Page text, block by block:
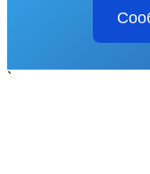
`